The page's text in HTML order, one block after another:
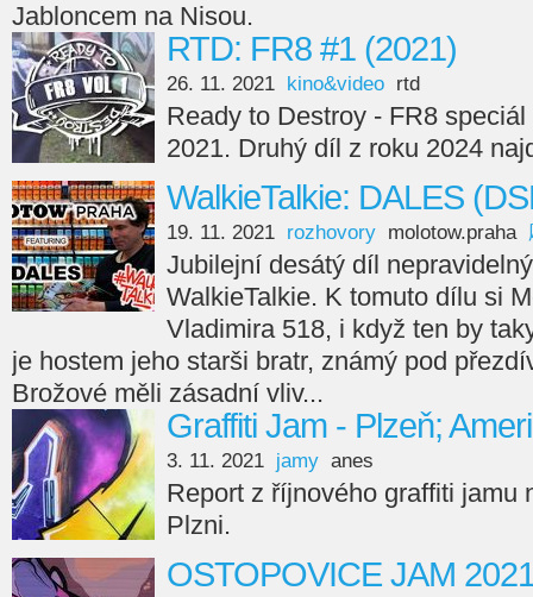
Jabloncem na Nisou.
RTD: FR8 #1 (2021)
26. 11. 2021 kino&video rtd
Ready to Destroy - FR8
2021. Druhý díl z roku 2024
WalkieTalkie: DALES
19. 11. 2021 rozhovory molotow.praha
Jubilejní desátý díl
WalkieTalkie. K tomuto dílu si
Vladimira 518, i když ten by
je hostem jeho starši bratr, známý pod
Brožové měli zásadní vliv...
Graffiti Jam - Plzeň;
3. 11. 2021 jamy anes
Report z říjnového graffiti jamu
Plzni.
OSTOPOVICE JAM